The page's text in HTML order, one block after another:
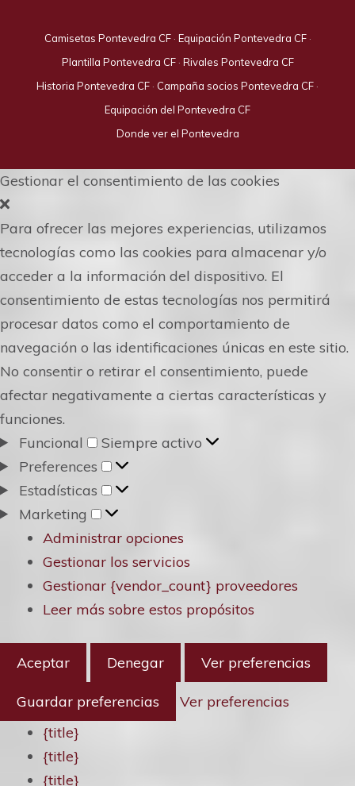
Camisetas Pontevedra CF· Equipación Pontevedra CF·
Plantilla Pontevedra CF· Rivales Pontevedra CF
Historia Pontevedra CF · Campaña socios Pontevedra CF ·
Equipación del Pontevedra CF
Donde ver el Pontevedra
Gestionar el consentimiento de las cookies
Para ofrecer las mejores experiencias, utilizamos
tecnologías como las cookies para almacenar y/o
acceder a la información del dispositivo. El
consentimiento de estas tecnologías nos permitirá
procesar datos como el comportamiento de
navegación o las identificaciones únicas en este sitio.
No consentir o retirar el consentimiento, puede
afectar negativamente a ciertas características y
funciones.
Funcional
Funcional
Siempre activo
Preferences
Preferences
Estadísticas
Estadísticas
Marketing
Marketing
Administrar opciones
Gestionar los servicios
Gestionar {vendor_count} proveedores
Leer más sobre estos propósitos
Aceptar Denegar Ver preferencias
Guardar preferencias
Ver preferencias
{title}
{title}
{title}